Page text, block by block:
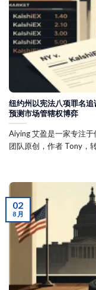
纽约州以宪法八项罪名
预测市场管辖权博弈
Aiying 艾盈是一家专注
团队原创，作者 Tony，
02
8 月